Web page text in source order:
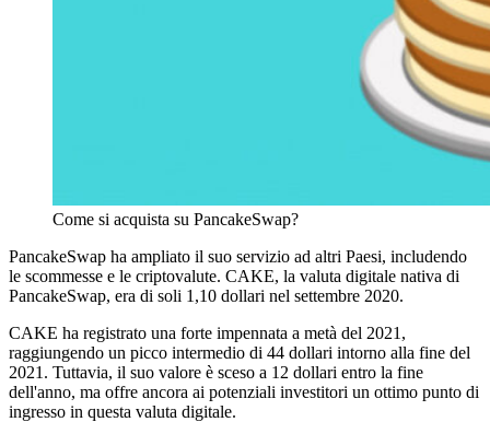
Come si acquista su PancakeSwap?
PancakeSwap ha ampliato il suo servizio ad altri Paesi, includendo
le scommesse e le criptovalute. CAKE, la valuta digitale nativa di
PancakeSwap, era di soli 1,10 dollari nel settembre 2020.
CAKE ha registrato una forte impennata a metà del 2021,
raggiungendo un picco intermedio di 44 dollari intorno alla fine del
2021. Tuttavia, il suo valore è sceso a 12 dollari entro la fine
dell'anno, ma offre ancora ai potenziali investitori un ottimo punto di
ingresso in questa valuta digitale.